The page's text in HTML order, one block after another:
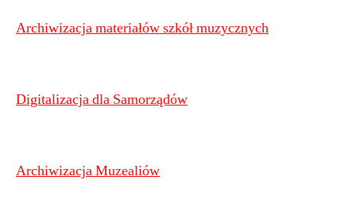
Archiwizacja materiałów szkół muzycznych
Digitalizacja dla Samorządów
Archiwizacja Muzealiów